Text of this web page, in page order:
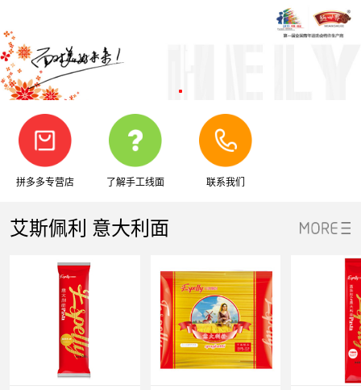
拼多多专营店 了解手工线面 联系我们
艾斯佩利 意大利面